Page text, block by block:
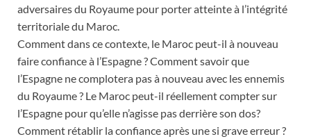
adversaires du Royaume pour porter atteinte à l’intégrité
territoriale du Maroc.
Comment dans ce contexte, le Maroc peut-il à nouveau
faire confiance à l’Espagne ? Comment savoir que
l’Espagne ne complotera pas à nouveau avec les ennemis
du Royaume ? Le Maroc peut-il réellement compter sur
l’Espagne pour qu’elle n’agisse pas derrière son dos?
Comment rétablir la confiance après une si grave erreur ?